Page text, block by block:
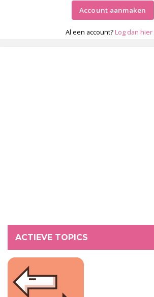
Account aanmaken
Al een account? Log dan hier
ACTIEVE TOPICS